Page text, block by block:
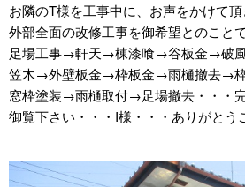
お隣のT様を工事中に、お声をかけて頂
外部全面の改修工事を御希望とのことで
足場工事→軒天→棟漆喰→谷板金→破
笠木→外壁板金→枠板金→雨樋撤去→
窓枠塗装→雨樋取付→足場撤去・・・完
御覧下さい・・・I様・・・ありがとう